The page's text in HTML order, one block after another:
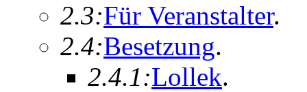
2.3:Für Veranstalter.
2.4:Besetzung.
2.4.1:Lollek.